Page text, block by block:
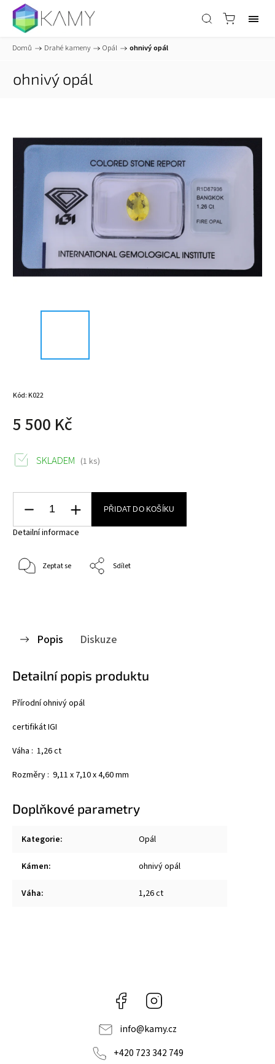
Domů / Drahé kameny / Opál / ohnivý opál
ohnivý opál
Kód:K022
5 500 Kč
SKLADEM (1 ks)
PŘIDAT DO KOŠÍKU
Detailní informace
Zeptat se Sdílet
Popis Diskuze
Detailní popis produktu
Přírodní ohnivý opál
certifikát IGI
Váha : 1,26 ct
Rozměry : 9,11 x 7,10 x 4,60 mm
Doplňkové parametry
Kategorie: Opál
Kámen: ohnivý opál
Váha: 1,26 ct
Facebook
info@kamy.cz
+420 723 342 749